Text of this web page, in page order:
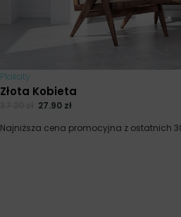
Plakaty
Złota Kobieta
27.90 zł
Najniższa cena promocyjna z ostatnich